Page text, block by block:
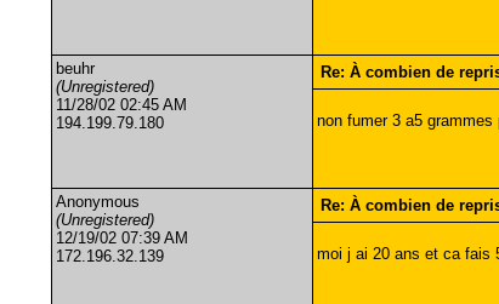
beuhr
(Unregistered)
11/28/02 02:45 AM
194.199.79.180
Re: À combien de
non fumer 3 a5
Anonymous
(Unregistered)
12/19/02 07:39 AM
172.196.32.139
Re: À combien de
moi j ai 20 ans et ca fais